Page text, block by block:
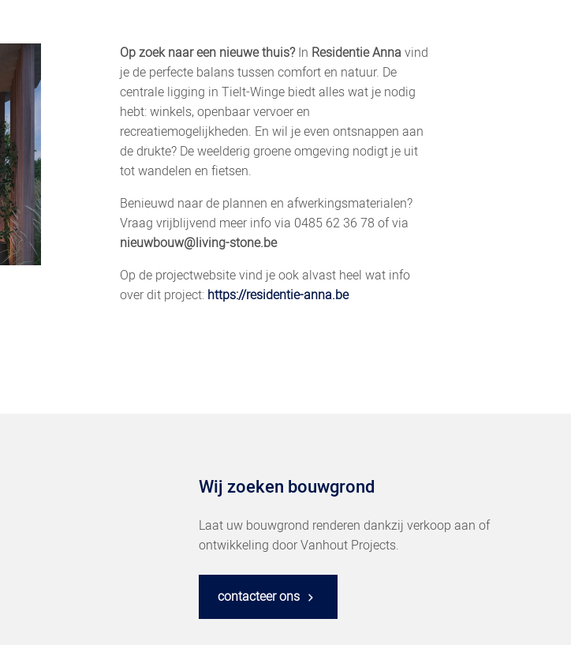
Op zoek naar een nieuwe thuis?In Residentie Annavind
je de perfecte balans tussen comfort en natuur. De
centrale ligging in Tielt-Winge biedt alles wat je nodig
hebt: winkels, openbaar vervoer en
recreatiemogelijkheden. En wil je even ontsnappen aan
de drukte? De weelderig groene omgeving nodigt je uit
tot wandelen en fietsen.
Benieuwd naar de plannen en afwerkingsmaterialen?
Vraag vrijblijvend meer info via 0485 62 36 78 of via
nieuwbouw@living-stone.be
Op de projectwebsite vind je ook alvast heel wat info
over dit project: https://residentie-anna.be
Wij zoeken bouwgrond
Laat uw bouwgrond renderen dankzij verkoop aan of
ontwikkeling door Vanhout Projects.
contacteer ons